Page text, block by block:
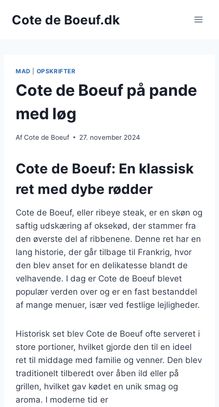
Cote de Boeuf.dk
MAD OPSKRIFTER
Cote de Boeuf på pande
med løg
AfCote de Boeuf 27. november 2024
Cote de Boeuf: En klassisk
ret med dybe rødder
Cote de Boeuf, eller ribeye steak, er en skøn og
saftig udskæring af oksekød, der stammer fra
den øverste del af ribbenene. Denne ret har en
lang historie, der går tilbage til Frankrig, hvor
den blev anset for en delikatesse blandt de
velhavende. I dag er Cote de Boeuf blevet
populær verden over og er en fast bestanddel
af mange menuer, især ved festlige lejligheder.
Historisk set blev Cote de Boeuf ofte serveret i
store portioner, hvilket gjorde den til en ideel
ret til middage med familie og venner. Den blev
traditionelt tilberedt over åben ild eller på
grillen, hvilket gav kødet en unik smag og
aroma. I moderne tid er